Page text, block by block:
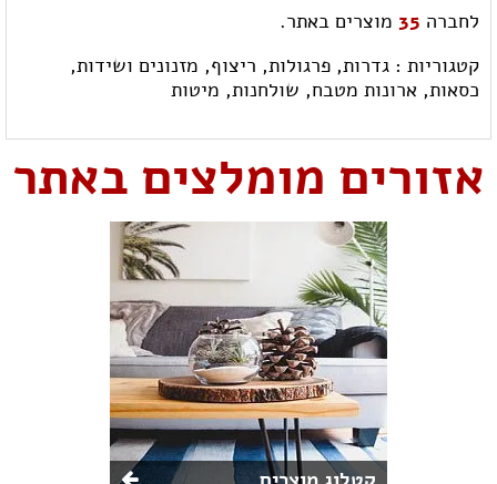
לחברה 35 מוצרים באתר.
קטגוריות : גדרות, פרגולות, ריצוף, מזנונים ושידות,
כסאות, ארונות מטבח, שולחנות, מיטות
אזורים מומלצים באתר